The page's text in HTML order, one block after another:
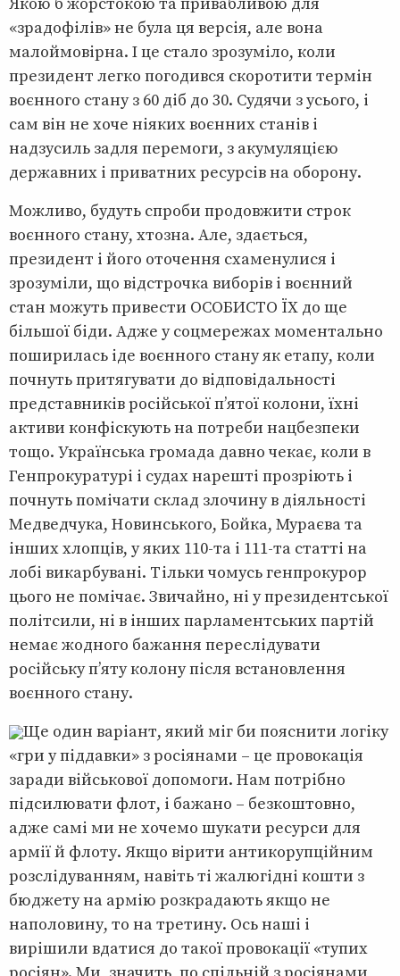
«зрадофілів» не була ця версія, але вона
малоймовірна. І це стало зрозуміло, коли
президент легко погодився скоротити термін
воєнного стану з 60 діб до 30. Судячи з усього, і
сам він не хоче ніяких воєнних станів і
надзусиль задля перемоги, з акумуляцією
державних і приватних ресурсів на оборону.
Можливо, будуть спроби продовжити строк
воєнного стану, хтозна. Але, здається,
президент і його оточення схаменулися і
зрозуміли, що відстрочка виборів і воєнний
стан можуть привести ОСОБИСТО ЇХ до ще
більшої біди. Адже у соцмережах моментально
поширилась іде воєнного стану як етапу, коли
почнуть притягувати до відповідальності
представників російської п’ятої колони, їхні
активи конфіскують на потреби нацбезпеки
тощо. Українська громада давно чекає, коли в
Генпрокуратурі і судах нарешті прозріють і
почнуть помічати склад злочину в діяльності
Медведчука, Новинського, Бойка, Мураєва та
інших хлопців, у яких 110-та і 111-та статті на
лобі викарбувані. Тільки чомусь генпрокурор
цього не помічає. Звичайно, ні у президентської
політсили, ні в інших парламентських партій
немає жодного бажання переслідувати
російську п’яту колону після встановлення
воєнного стану.
Ще один варіант, який міг би пояснити логіку
«гри у піддавки» з росіянами – це провокація
заради військової допомоги. Нам потрібно
підсилювати флот, і бажано – безкоштовно,
адже самі ми не хочемо шукати ресурси для
армії й флоту. Якщо вірити антикорупційним
розслідуванням, навіть ті жалюгідні кошти з
бюджету на армію розкрадають якщо не
наполовину, то на третину. Ось наші і
вирішили вдатися до такої провокації «тупих